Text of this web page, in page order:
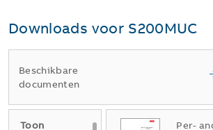
Downloads voor S200MUC
Beschikbare
documenten
Toon
Per-